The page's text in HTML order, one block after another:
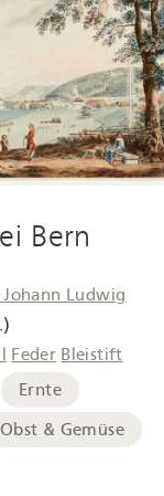
Bern
Ludwig
Feder Bleistift
Ernte
Obst & Gemüse